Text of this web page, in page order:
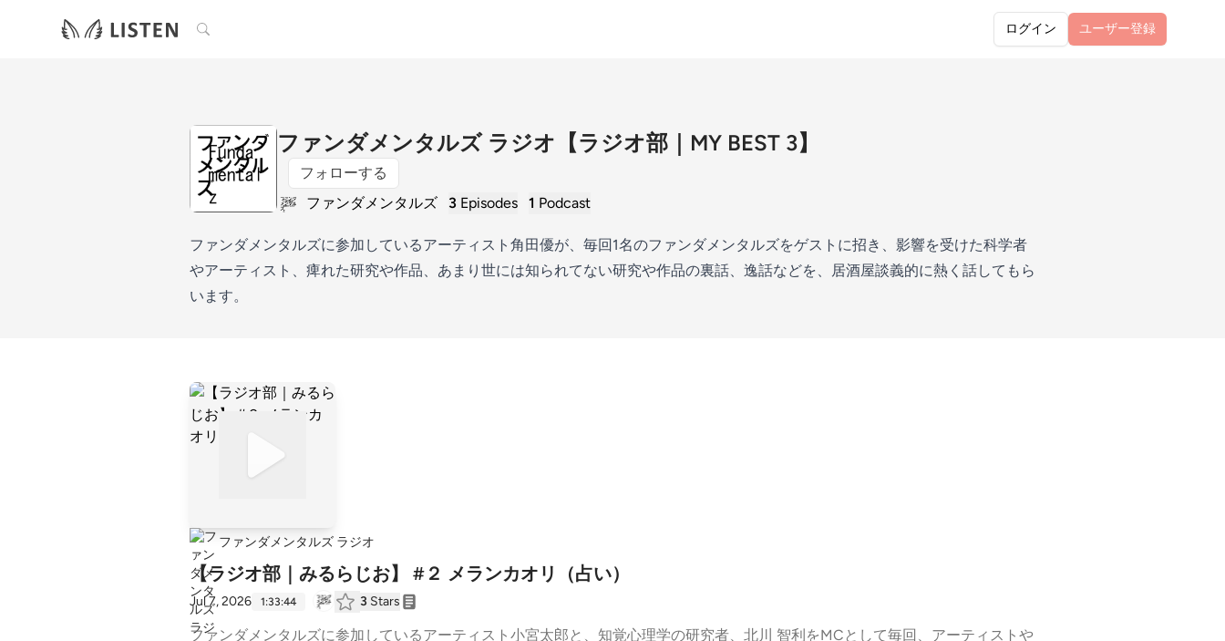
検索 ログイン ユーザー登録
ファンダメンタルズ ラジオ【ラジオ部｜MY BEST 3】
フォローする
ファンダメンタルズ
3 Episodes 1 Podcast
ファンダメンタルズに参加しているアーティスト角田優が、毎回1名のファンダメンタルズをゲストに招き、影響を受けた科学者
やアーティスト、痺れた研究や作品、あまり世には知られてない研究や作品の裏話、逸話などを、居酒屋談義的に熱く話してもら
います。
ファンダメンタルズ ラジオ
【ラジオ部｜みるらじお】 #２ メランカオリ（占い）
Jul 7, 2026 1:33:44 3 Stars
ファンダメンタルズに参加しているアーティスト小宮太郎と、知覚心理学の研究者、北川 智利をMCとして毎回、アーティストや